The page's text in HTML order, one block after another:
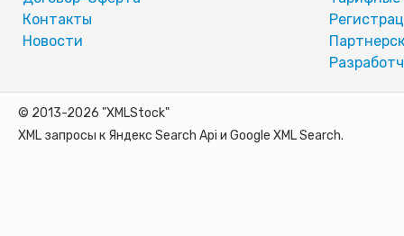
Контакты
Новости
© 2013-2026 "XMLStock"
XML запросы к Яндекс Search Api и Google XML Search.